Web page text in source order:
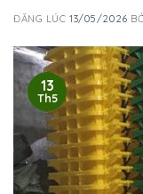
ĐĂNG LÚC13/05/2026
13
Th5